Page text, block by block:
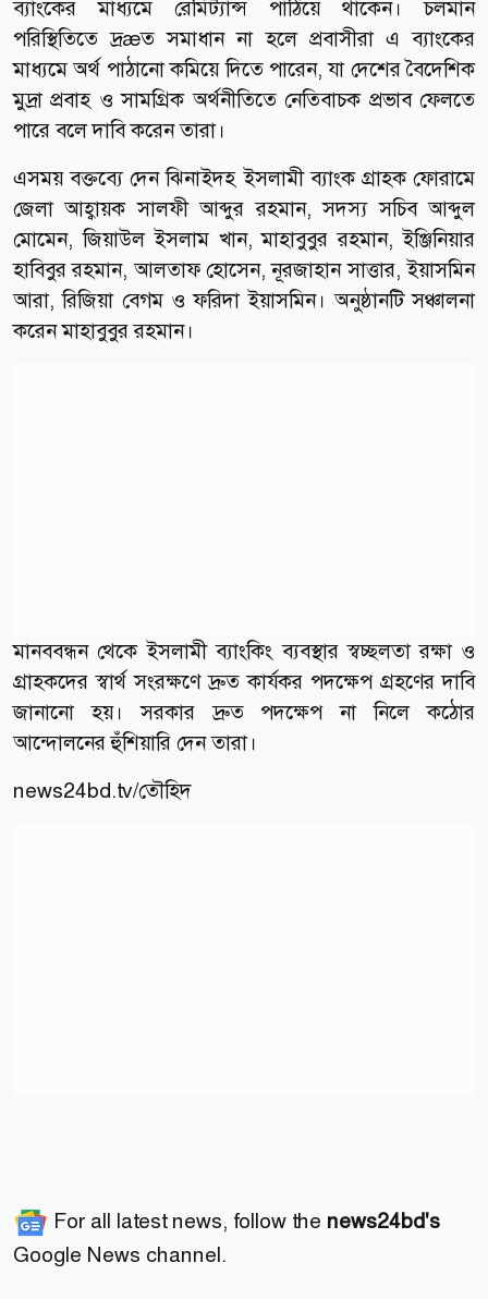
ব্যাংকের মাধ্যমে রেমিট্যান্স পাঠিয়ে থাকেন। চলমান
পরিস্থিতিতে দ্রæত সমাধান না হলে প্রবাসীরা এ ব্যাংকের
মাধ্যমে অর্থ পাঠানো কমিয়ে দিতে পারেন, যা দেশের বৈদেশিক
মুদ্রা প্রবাহ ও সামগ্রিক অর্থনীতিতে নেতিবাচক প্রভাব ফেলতে
পারে বলে দাবি করেন তারা।
এসময় বক্তব্যে দেন ঝিনাইদহ ইসলামী ব্যাংক গ্রাহক ফোরামে
জেলা আহ্বায়ক সালফী আব্দুর রহমান, সদস্য সচিব আব্দুল
মোমেন, জিয়াউল ইসলাম খান, মাহাবুবুর রহমান, ইঞ্জিনিয়ার
হাবিবুর রহমান, আলতাফ হোসেন, নূরজাহান সাত্তার, ইয়াসমিন
আরা, রিজিয়া বেগম ও ফরিদা ইয়াসমিন। অনুষ্ঠানটি সঞ্চালনা
করেন মাহাবুবুর রহমান।
মানববন্ধন থেকে ইসলামী ব্যাংকিং ব্যবস্থার স্বচ্ছলতা রক্ষা ও
গ্রাহকদের স্বার্থ সংরক্ষণে দ্রুত কার্যকর পদক্ষেপ গ্রহণের দাবি
জানানো হয়। সরকার দ্রুত পদক্ষেপ না নিলে কঠোর
আন্দোলনের হুঁশিয়ারি দেন তারা।
news24bd.tv/তৌহিদ
For all latest news, follow the news24bd's
Google News channel.